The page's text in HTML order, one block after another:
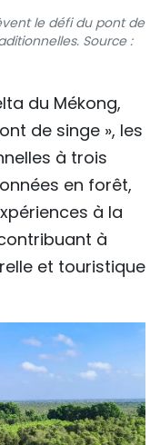
le défi du pont de
Source :
du Mékong,
de singe », les
à trois
en forêt,
à la
à
et touristique